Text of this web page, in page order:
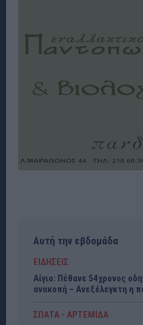
Αυτή την εβδομάδα
ΕΙΔΗΣΕΙΣ
Αίγιο: Πέθανε 54χρονος
ανακοπή – Ανεξέλεγκτη η
ΣΠΑΤΑ - ΑΡΤΕΜΙΔΑ